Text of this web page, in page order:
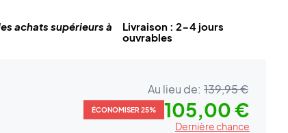
achats supérieurs à
Livraison : 2-4 jours
ouvrables
Au lieu de: 139,95 €
ÉCONOMISER 25% 105,00 €
Dernière chance